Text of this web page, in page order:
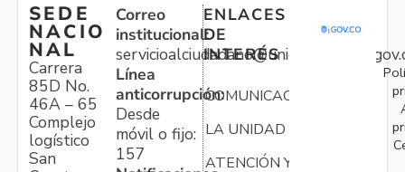
SEDE
NACIO
NAL
Carrera
85D No.
46A – 65
Complejo
logístico
San
Correo
institucional:
Línea
anticorrupción:
Desde
móvil o fijo:
157
ENLACES
DE
INTERÉS
COMUNICACIONES
LA UNIDAD
ATENCIÓN Y